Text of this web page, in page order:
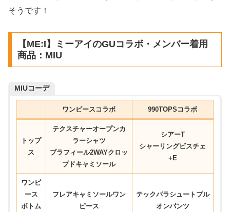
そうです！
【ME:I】ミーアイのGUコラボ・メンバー着用
商品：MIU
MIUコーデ
ワンピースコラボ 990TOPSコラボ
トップ
ス
テクスチャーオープンカ
ラーシャツ
ブラフィール2WAYクロッ
プドキャミソール
シアーT
シャーリングビスチェ
+E
ワンピ
ース
ボトム
フレアキャミソールワン
ピース
テックパラシュートプル
オンパンツ